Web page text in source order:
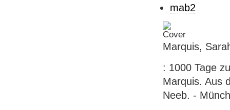
mab2
Marquis,
: 1000 Tage
Marquis. Aus
Neeb. -